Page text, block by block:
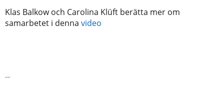
Klas Balkow och Carolina Klüft berätta mer om
samarbetet i denna video